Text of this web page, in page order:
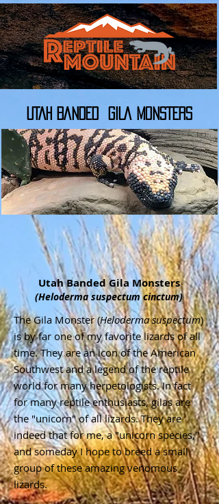
UTAH BANDED GILA MONSTERS
Utah Banded Gila Monsters
(Heloderma suspectum cinctum)
The Gila Monster (Heloderma suspectum)
is by far one of my favorite lizards of all
time. They are an icon of the American
Southwest and a legend of the reptile
world for many herpetologists. In fact
for many reptile enthusiasts, gilas are
the "unicorn" of all lizards. They are
indeed that for me, a "unicorn species,"
and someday I hope to breed a small
group of these amazing venomous
lizards.